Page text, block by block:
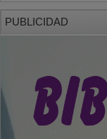
PUBLICIDAD